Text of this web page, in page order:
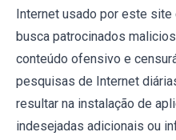
Internet usado por este
busca patrocinados
conteúdo ofensivo e
pesquisas de Internet
resultar na instalação de
indesejadas adicionais ou